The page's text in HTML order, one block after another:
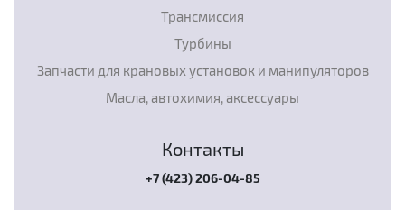
Трансмиссия
Турбины
Запчасти для крановых установок и манипуляторов
Масла, автохимия, аксессуары
Контакты
+7 (423) 206-04-85